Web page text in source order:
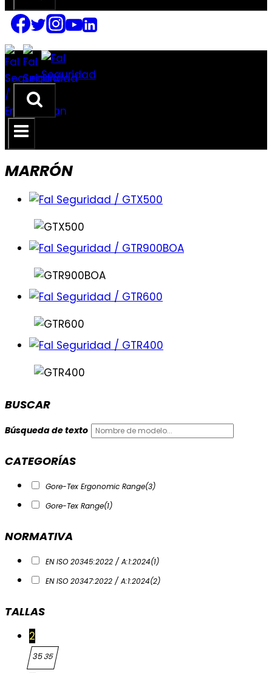
MARRÓN
BUSCAR
Búsqueda de texto
CATEGORÍAS
Gore-Tex Ergonomic Range(3)
Gore-Tex Range(1)
NORMATIVA
EN ISO 20345:2022 / A:1:2024(1)
EN ISO 20347:2022 / A:1:2024(2)
TALLAS
2
3535